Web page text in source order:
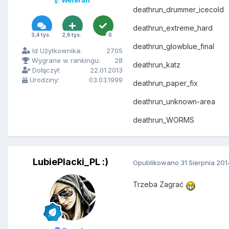
3,4 tys. 2,6 tys. 0
Id Użytkownika:
2705
Wygrane w rankingu:
28
Dołączył:
22.01.2013
Urodziny:
03.03.1999
deathrun_drummer_icecold
deathrun_extreme_hard
deathrun_glowblue_final
deathrun_katz
deathrun_paper_fix
deathrun_unknown-area
deathrun_WORMS
LubiePlacki_PL :) Opublikowano 31 Sierpnia
Trzeba Zagrać